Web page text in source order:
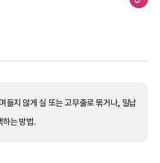
들지 않게 실 또는 고무줄로 묶거나, 밀납
하는 방법.